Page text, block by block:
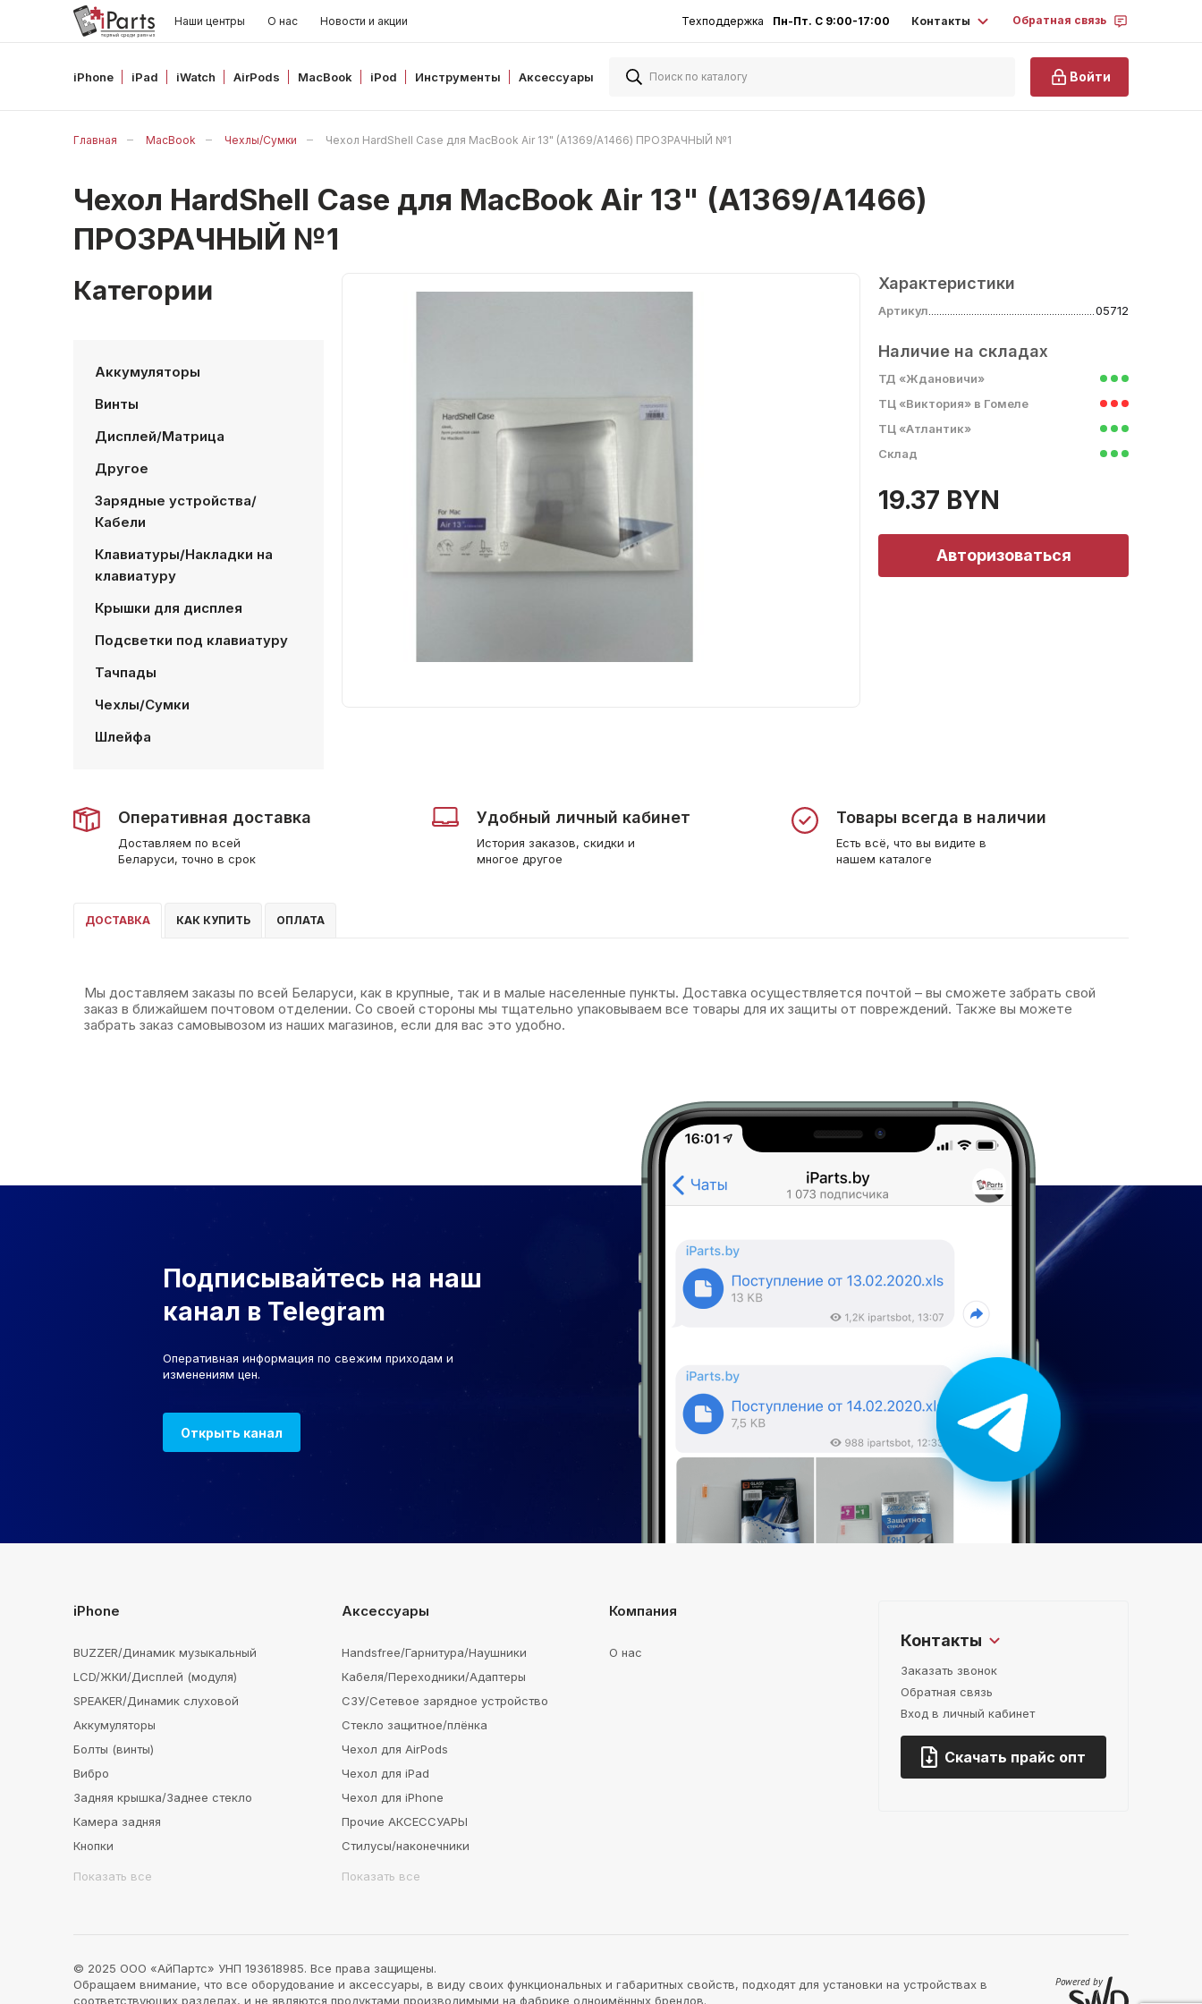
Наши центры О нас Новости и акции Техподдержка Пн-Пт. С 9:00-17:00 Контакты Обратная связь
iPhone iPad iWatch AirPods MacBook iPod Инструменты Аксессуары Войти
Главная MacBook Чехлы/Сумки Чехол HardShell Case для MacBook Air 13" (A1369/А1466) ПРОЗРАЧНЫЙ №1
Чехол HardShell Case для MacBook Air 13" (A1369/А1466)
ПРОЗРАЧНЫЙ №1
Категории
Аккумуляторы
Винты
Дисплей/Матрица
Другое
Зарядные устройства/
Кабели
Клавиатуры/Накладки на
клавиатуру
Крышки для дисплея
Подсветки под клавиатуру
Тачпады
Чехлы/Сумки
Шлейфа
Характеристики
Артикул 05712
Наличие на складах
ТД «Ждановичи»
ТЦ «Виктория» в Гомеле
ТЦ «Атлантик»
Склад
19.37 BYN
Авторизоваться
Оперативная доставка
Доставляем по всей
Беларуси, точно в срок
Удобный личный кабинет
История заказов, скидки и
многое другое
Товары всегда в наличии
Есть всё, что вы видите в
нашем каталоге
ДОСТАВКА КАК КУПИТЬ ОПЛАТА
Мы доставляем заказы по всей Беларуси, как в крупные, так и в малые населенные пункты. Доставка осуществляется почтой – вы сможете забрать свой
заказ в ближайшем почтовом отделении. Со своей стороны мы тщательно упаковываем все товары для их защиты от повреждений. Также вы можете
забрать заказ самовывозом из наших магазинов, если для вас это удобно.
Подписывайтесь на наш
канал в Telegram
Оперативная информация по свежим приходам и
изменениям цен.
Открыть канал
iPhone
BUZZER/Динамик музыкальный
LCD/ЖКИ/Дисплей (модуля)
SPEAKER/Динамик слуховой
Аккумуляторы
Болты (винты)
Вибро
Задняя крышка/Заднее стекло
Камера задняя
Кнопки
Показать все
Аксессуары
Handsfree/Гарнитура/Наушники
Кабеля/Переходники/Адаптеры
СЗУ/Сетевое зарядное устройство
Стекло защитное/плёнка
Чехол для AirPods
Чехол для iPad
Чехол для iPhone
Прочие АКСЕССУАРЫ
Стилусы/наконечники
Показать все
Компания
О нас
Контакты
Заказать звонок
Обратная связь
Вход в личный кабинет
Скачать прайс опт
© 2025 ООО «АйПартс» УНП 193618985. Все права защищены.
Обращаем внимание, что все оборудование и аксессуары, в виду своих функциональных и габаритных свойств, подходят для установки на устройствах в
соответствующих разделах, и не являются продуктами производимыми на фабрике одноимённых брендов.